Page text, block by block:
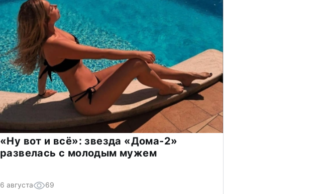
«Ну вот и всё»: звезда «Дома-2»
развелась с молодым мужем
6 августа 69